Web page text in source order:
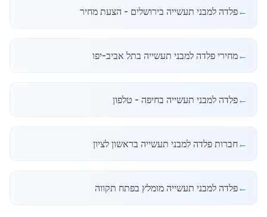
←פלדה למבני תעשייה בירושלים - הצעת מחיר
←מחירי פלדה למבני תעשייה בתל אביב-יפו
←פלדה למבני תעשייה בחיפה - טלפון
←חברות פלדה למבני תעשייה בראשון לציון
←פלדה למבני תעשייה מומלץ בפתח תקווה